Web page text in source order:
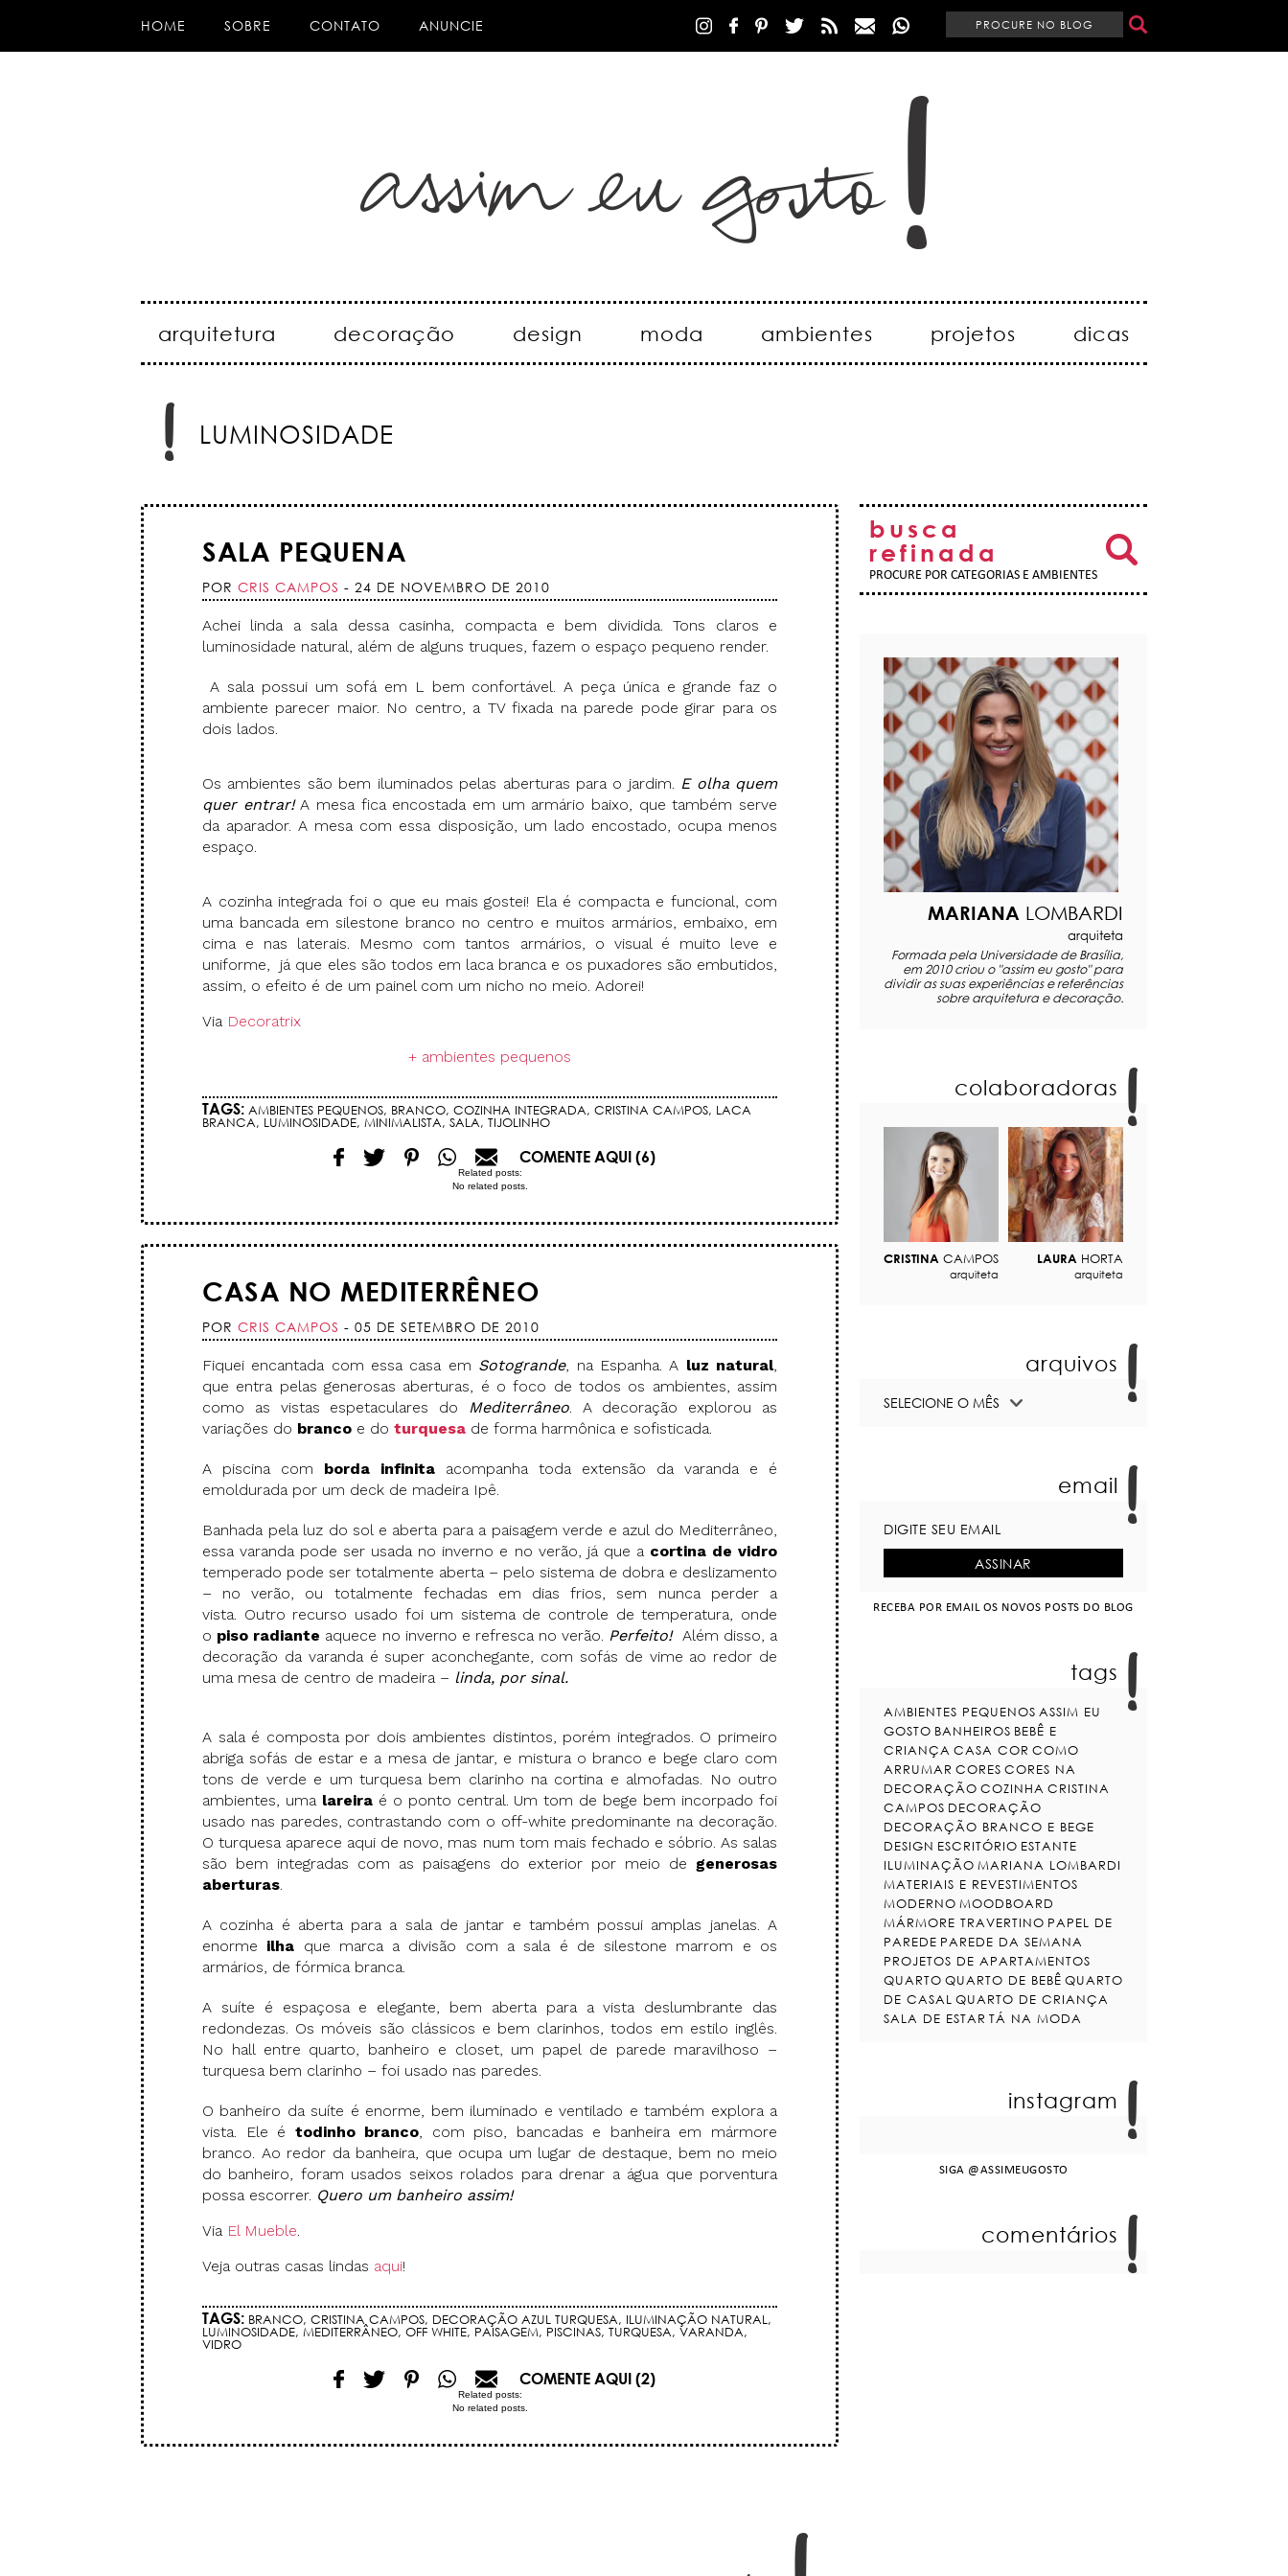
HOME SOBRE CONTATO ANUNCIE
arquitetura decoração design moda ambientes projetos dicas
LUMINOSIDADE
SALA PEQUENA
POR CRIS CAMPOS - 24 DE NOVEMBRO DE 2010
Achei linda a sala dessa casinha, compacta e bem dividida. Tons claros e
luminosidade natural, além de alguns truques, fazem o espaço pequeno render.
A sala possui um sofá em L bem confortável. A peça única e grande faz o
ambiente parecer maior. No centro, a TV fixada na parede pode girar para os
dois lados.
Os ambientes são bem iluminados pelas aberturas para o jardim. E olha quem
quer entrar!A mesa fica encostada em um armário baixo, que também serve
da aparador. A mesa com essa disposição, um lado encostado, ocupa menos
espaço.
A cozinha integrada foi o que eu mais gostei! Ela é compacta e funcional, com
uma bancada em silestone branco no centro e muitos armários, embaixo, em
cima e nas laterais. Mesmo com tantos armários, o visual é muito leve e
uniforme, já que eles são todos em laca branca e os puxadores são embutidos,
assim, o efeito é de um painel com um nicho no meio. Adorei!
Via Decoratrix
+ ambientes pequenos
TAGS: AMBIENTES PEQUENOS, BRANCO, COZINHA INTEGRADA, CRISTINA CAMPOS, LACA
BRANCA, LUMINOSIDADE, MINIMALISTA, SALA, TIJOLINHO
COMENTE AQUI (6)
Related posts:
No related posts.
CASA NO MEDITERRÊNEO
POR CRIS CAMPOS - 05 DE SETEMBRO DE 2010
Fiquei encantada com essa casa em Sotogrande, na Espanha. A luz natural,
que entra pelas generosas aberturas, é o foco de todos os ambientes, assim
como as vistas espetaculares do Mediterrâneo. A decoração explorou as
variações do branco e do turquesa de forma harmônica e sofisticada.
A piscina com borda infinita acompanha toda extensão da varanda e é
emoldurada por um deck de madeira Ipê.
Banhada pela luz do sol e aberta para a paisagem verde e azul do Mediterrâneo,
essa varanda pode ser usada no inverno e no verão, já que a cortina de vidro
temperado pode ser totalmente aberta – pelo sistema de dobra e deslizamento
– no verão, ou totalmente fechadas em dias frios, sem nunca perder a
vista. Outro recurso usado foi um sistema de controle de temperatura, onde
o piso radiante aquece no inverno e refresca no verão. Perfeito!Além disso, a
decoração da varanda é super aconchegante, com sofás de vime ao redor de
uma mesa de centro de madeira – linda, por sinal.
A sala é composta por dois ambientes distintos, porém integrados. O primeiro
abriga sofás de estar e a mesa de jantar, e mistura o branco e bege claro com
tons de verde e um turquesa bem clarinho na cortina e almofadas. No outro
ambientes, umalareiraé o ponto central. Um tom de bege bem incorpado foi
usado nas paredes, contrastando com o off-white predominante na decoração.
O turquesa aparece aqui de novo, mas num tom mais fechado e sóbrio. As salas
são bem integradas com as paisagens do exterior por meio de generosas
aberturas.
A cozinha é aberta para a sala de jantar e também possui amplas janelas. A
enorme ilha que marca a divisão com a sala é de silestone marrom e os
armários, de fórmica branca.
A suíte é espaçosa e elegante, bem aberta para a vista deslumbrante das
redondezas. Os móveis são clássicos e bem clarinhos, todos em estilo inglês.
No hall entre quarto, banheiro e closet, um papel de parede maravilhoso –
turquesa bem clarinho – foi usado nas paredes.
O banheiro da suíte é enorme, bem iluminado e ventilado e também explora a
vista. Ele é todinho branco, com piso, bancadas e banheira em mármore
branco. Ao redor da banheira, que ocupa um lugar de destaque, bem no meio
do banheiro, foram usados seixos rolados para drenar a água que porventura
possa escorrer. Quero um banheiro assim!
ViaEl Mueble.
Veja outras casas lindas aqui!
TAGS: BRANCO, CRISTINA CAMPOS, DECORAÇÃO AZUL TURQUESA, ILUMINAÇÃO NATURAL ,
LUMINOSIDADE, MEDITERRÂNEO, OFF WHITE, PAISAGEM, PISCINAS, TURQUESA, VARANDA,
VIDRO
COMENTE AQUI (2)
Related posts:
No related posts.
busca
refinada
PROCURE POR CATEGORIAS E AMBIENTES
MARIANA LOMBARDI
arquiteta
Formada pela Universidade de Brasília,
em 2010 criou o "assim eu gosto" para
dividir as suas experiências e referências
sobre arquitetura e decoração.
colaboradoras
CRISTINA CAMPOS
arquiteta
LAURA HORTA
arquiteta
arquivos
email
RECEBA POR EMAIL OS NOVOS POSTS DO BLOG
tags
AMBIENTES PEQUENOS ASSIM EU
GOSTO BANHEIROS BEBÊ E
CRIANÇA CASA COR COMO
ARRUMAR CORES CORES NA
DECORAÇÃO COZINHA CRISTINA
CAMPOS DECORAÇÃO
DECORAÇÃO BRANCO E BEGE
DESIGN ESCRITÓRIO ESTANTE
ILUMINAÇÃO MARIANA LOMBARDI
MATERIAIS E REVESTIMENTOS
MODERNO MOODBOARD
MÁRMORE TRAVERTINO PAPEL DE
PAREDE PAREDE DA SEMANA
PROJETOS DE APARTAMENTOS
QUARTO QUARTO DE BEBÊ QUARTO
DE CASAL QUARTO DE CRIANÇA
SALA DE ESTAR TÁ NA MODA
instagram
SIGA @ASSIMEUGOSTO
comentários